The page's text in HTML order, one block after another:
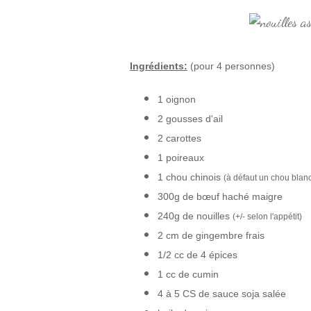
Ingrédients: (pour 4 personnes)
1 oignon
2 gousses d'ail
2 carottes
1 poireaux
1 chou chinois (à défaut un chou
300g de bœuf haché maigre
240g de nouilles (+/- selon l'appétit)
2 cm de gingembre frais
1/2 cc de 4 épices
1 cc de cumin
4 à 5 CS de sauce soja salée